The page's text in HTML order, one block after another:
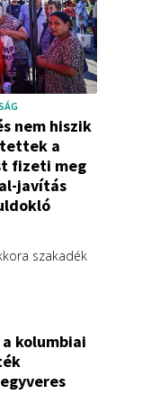
nem hiszik
a
fizeti meg
javítás
szakadék
kolumbiai